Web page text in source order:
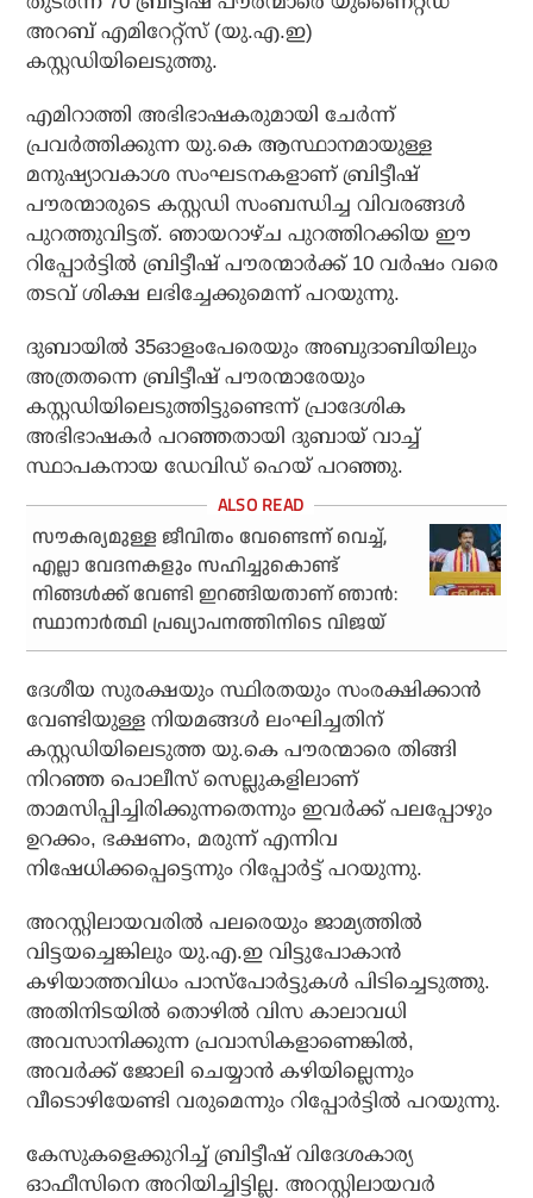
അറബ് എമിറേറ്റ്‌സ് (യു.എ.ഇ)
കസ്റ്റഡിയിലെടുത്തു.
എമിറാത്തി അഭിഭാഷകരുമായി ചേര്‍ന്ന്
പ്രവര്‍ത്തിക്കുന്ന യു.കെ ആസ്ഥാനമായുള്ള
മനുഷ്യാവകാശ സംഘടനകളാണ് ബ്രിട്ടീഷ്
പൗരന്മാരുടെ കസ്റ്റഡി സംബന്ധിച്ച വിവരങ്ങള്‍
പുറത്തുവിട്ടത്. ഞായറാഴ്ച പുറത്തിറക്കിയ ഈ
റിപ്പോര്‍ട്ടില്‍ ബ്രിട്ടീഷ് പൗരന്മാര്‍ക്ക് 10 വര്‍ഷം വരെ
തടവ് ശിക്ഷ ലഭിച്ചേക്കുമെന്ന് പറയുന്നു.
ദുബായില്‍ 35ഓളംപേരെയും അബുദാബിയിലും
അത്രതന്നെ ബ്രിട്ടീഷ് പൗരന്മാരേയും
കസ്റ്റഡിയിലെടുത്തിട്ടുണ്ടെന്ന് പ്രാദേശിക
അഭിഭാഷകര്‍ പറഞ്ഞതായി ദുബായ് വാച്ച്
സ്ഥാപകനായ ഡേവിഡ് ഹെയ് പറഞ്ഞു.
സൗകര്യമുള്ള ജീവിതം വേണ്ടെന്ന് വെച്ച്,
എല്ലാ വേദനകളും സഹിച്ചുകൊണ്ട്
നിങ്ങള്‍ക്ക് വേണ്ടി ഇറങ്ങിയതാണ് ഞാന്‍:
സ്ഥാനാര്‍ത്ഥി പ്രഖ്യാപനത്തിനിടെ വിജയ്
ദേശീയ സുരക്ഷയും സ്ഥിരതയും സംരക്ഷിക്കാന്‍
വേണ്ടിയുള്ള നിയമങ്ങള്‍ ലംഘിച്ചതിന്
കസ്റ്റഡിയിലെടുത്ത യു.കെ പൗരന്മാരെ തിങ്ങി
നിറഞ്ഞ പൊലീസ് സെല്ലുകളിലാണ്
താമസിപ്പിച്ചിരിക്കുന്നതെന്നും ഇവര്‍ക്ക് പലപ്പോഴും
ഉറക്കം, ഭക്ഷണം, മരുന്ന് എന്നിവ
നിഷേധിക്കപ്പെട്ടെന്നും റിപ്പോര്‍ട്ട് പറയുന്നു.
അറസ്റ്റിലായവരില്‍ പലരെയും ജാമ്യത്തില്‍
വിട്ടയച്ചെങ്കിലും യു.എ.ഇ വിട്ടുപോകാന്‍
കഴിയാത്തവിധം പാസ്പോര്‍ട്ടുകള്‍ പിടിച്ചെടുത്തു.
അതിനിടയില്‍ തൊഴില്‍ വിസ കാലാവധി
അവസാനിക്കുന്ന പ്രവാസികളാണെങ്കില്‍,
അവര്‍ക്ക് ജോലി ചെയ്യാന്‍ കഴിയില്ലെന്നും
വീടൊഴിയേണ്ടി വരുമെന്നും റിപ്പോര്‍ട്ടില്‍ പറയുന്നു.
കേസുകളെക്കുറിച്ച് ബ്രിട്ടീഷ് വിദേശകാര്യ
ഓഫീസിനെ അറിയിച്ചിട്ടില്ല. അറസ്റ്റിലായവര്‍